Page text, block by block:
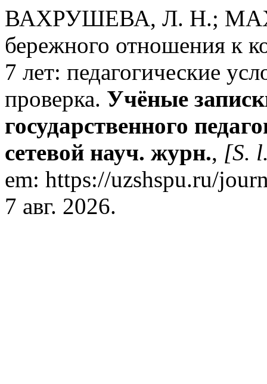
ВАХРУШЕВА, Л. Н.;
бережного отношения к
7 лет: педагогические
проверка. Учёные
государственного
сетевой науч. журн., [S.
em: https://uzshspu.ru/
7 авг. 2026.